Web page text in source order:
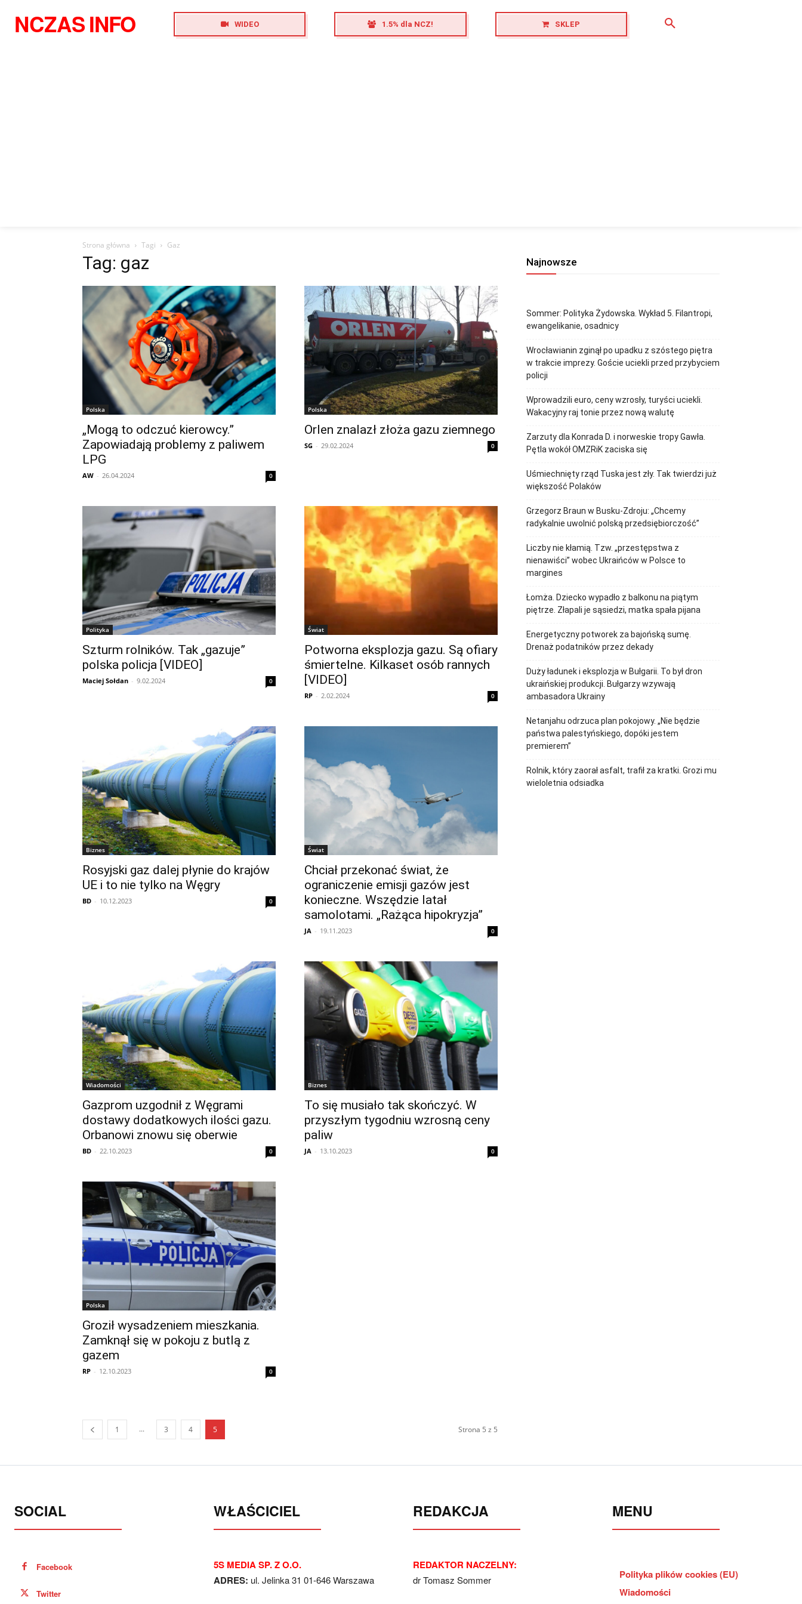
NCZASINFO WIDEO 1.5% dla NCZ! SKLEP
Strona główna Tagi Gaz
Tag: gaz
Polska
„Mogą to odczuć kierowcy.”
Zapowiadają problemy z paliwem
LPG
AW - 26.04.2024 0
Polska
Orlen znalazł złoża gazu ziemnego
SG - 29.02.2024 0
Polityka
Szturm rolników. Tak „gazuje”
polska policja [VIDEO]
Maciej Sołdan - 9.02.2024 0
Świat
Potworna eksplozja gazu. Są ofiary
śmiertelne. Kilkaset osób rannych
[VIDEO]
RP - 2.02.2024 0
Biznes
Rosyjski gaz dalej płynie do krajów
UE i to nie tylko na Węgry
BD - 10.12.2023 0
Świat
Chciał przekonać świat, że
ograniczenie emisji gazów jest
konieczne. Wszędzie latał
samolotami. „Rażąca hipokryzja”
JA - 19.11.2023 0
Wiadomości
Gazprom uzgodnił z Węgrami
dostawy dodatkowych ilości gazu.
Orbanowi znowu się oberwie
BD - 22.10.2023 0
Biznes
To się musiało tak skończyć. W
przyszłym tygodniu wzrosną ceny
paliw
JA - 13.10.2023 0
Polska
Groził wysadzeniem mieszkania.
Zamknął się w pokoju z butlą z
gazem
RP - 12.10.2023 0
1 ... 3 4 5 Strona 5 z 5
Najnowsze
Sommer: Polityka Żydowska. Wykład 5. Filantropi,
ewangelikanie, osadnicy
Wrocławianin zginął po upadku z szóstego piętra
w trakcie imprezy. Goście uciekli przed przybyciem
policji
Wprowadzili euro, ceny wzrosły, turyści uciekli.
Wakacyjny raj tonie przez nową walutę
Zarzuty dla Konrada D. i norweskie tropy Gawła.
Pętla wokół OMZRiK zaciska się
Uśmiechnięty rząd Tuska jest zły. Tak twierdzi już
większość Polaków
Grzegorz Braun w Busku-Zdroju: „Chcemy
radykalnie uwolnić polską przedsiębiorczość”
Liczby nie kłamią. Tzw. „przestępstwa z
nienawiści” wobec Ukraińców w Polsce to
margines
Łomża. Dziecko wypadło z balkonu na piątym
piętrze. Złapali je sąsiedzi, matka spała pijana
Energetyczny potworek za bajońską sumę.
Drenaż podatników przez dekady
Duży ładunek i eksplozja w Bułgarii. To był dron
ukraińskiej produkcji. Bułgarzy wzywają
ambasadora Ukrainy
Netanjahu odrzuca plan pokojowy. „Nie będzie
państwa palestyńskiego, dopóki jestem
premierem”
Rolnik, który zaorał asfalt, trafił za kratki. Grozi mu
wieloletnia odsiadka
SOCIAL
Facebook
Twitter
WŁAŚCICIEL
5S MEDIA SP. Z O.O.
ADRES: ul. Jelinka 31 01-646 Warszawa
REDAKCJA
REDAKTOR NACZELNY:
dr Tomasz Sommer
MENU
Polityka plików cookies (EU)
Wiadomości